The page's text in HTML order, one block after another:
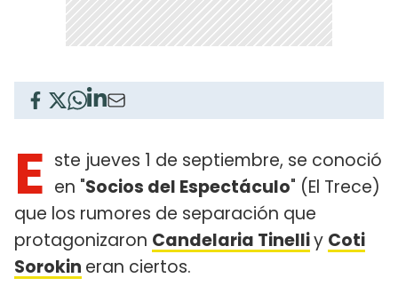
E ste jueves 1 de septiembre, se conoció
en "Socios del Espectáculo" (El Trece)
que los rumores de separación que
protagonizaron Candelaria Tinelliy Coti
Sorokin eran ciertos.